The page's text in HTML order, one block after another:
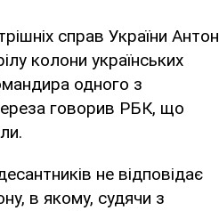
справ України Антон
колони українських
одного з
говорив РБК, що
не відповідає
в якому, судячи з